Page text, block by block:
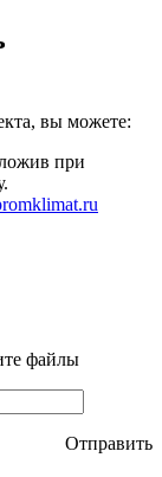
вы можете:
при
файлы
Отправить